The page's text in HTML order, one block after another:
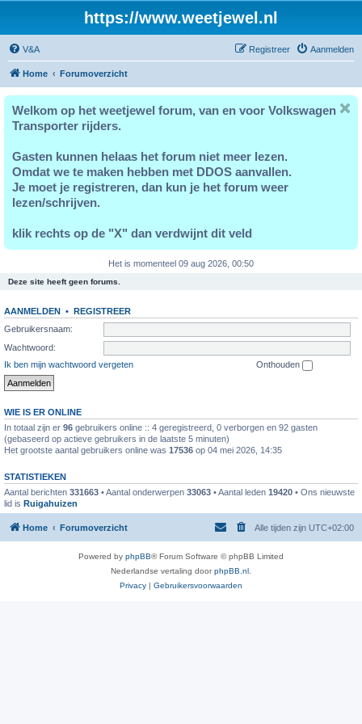
https://www.weetjewel.nl
V&A Aanmelden
Registreer
Home Forumoverzicht
Welkom op het weetjewel forum, van en voor Volkswagen
Transporter rijders.
Gasten kunnen helaas het forum niet meer lezen.
Omdat we te maken hebben met DDOS aanvallen.
Je moet je registreren, dan kun je het forum weer
lezen/schrijven.
klik rechts op de "X" dan verdwijnt dit veld
Het is momenteel 09 aug 2026, 00:50
Deze site heeft geen forums.
AANMELDEN • REGISTREER
Gebruikersnaam:
Wachtwoord:
Ik ben mijn wachtwoord vergeten
Onthouden
WIE IS ER ONLINE
In totaal zijn er 96 gebruikers online :: 4 geregistreerd, 0 verborgen en 92 gasten
(gebaseerd op actieve gebruikers in de laatste 5 minuten)
Het grootste aantal gebruikers online was 17536 op 04 mei 2026, 14:35
STATISTIEKEN
Aantal berichten 331663 • Aantal onderwerpen 33063 • Aantal leden 19420 • Ons nieuwste
lid is Ruigahuizen
Home Forumoverzicht Alle tijden zijn UTC+02:00
Powered by phpBB® Forum Software © phpBB Limited
Nederlandse vertaling doorphpBB.nl
Privacy | Gebruikersvoorwaarden